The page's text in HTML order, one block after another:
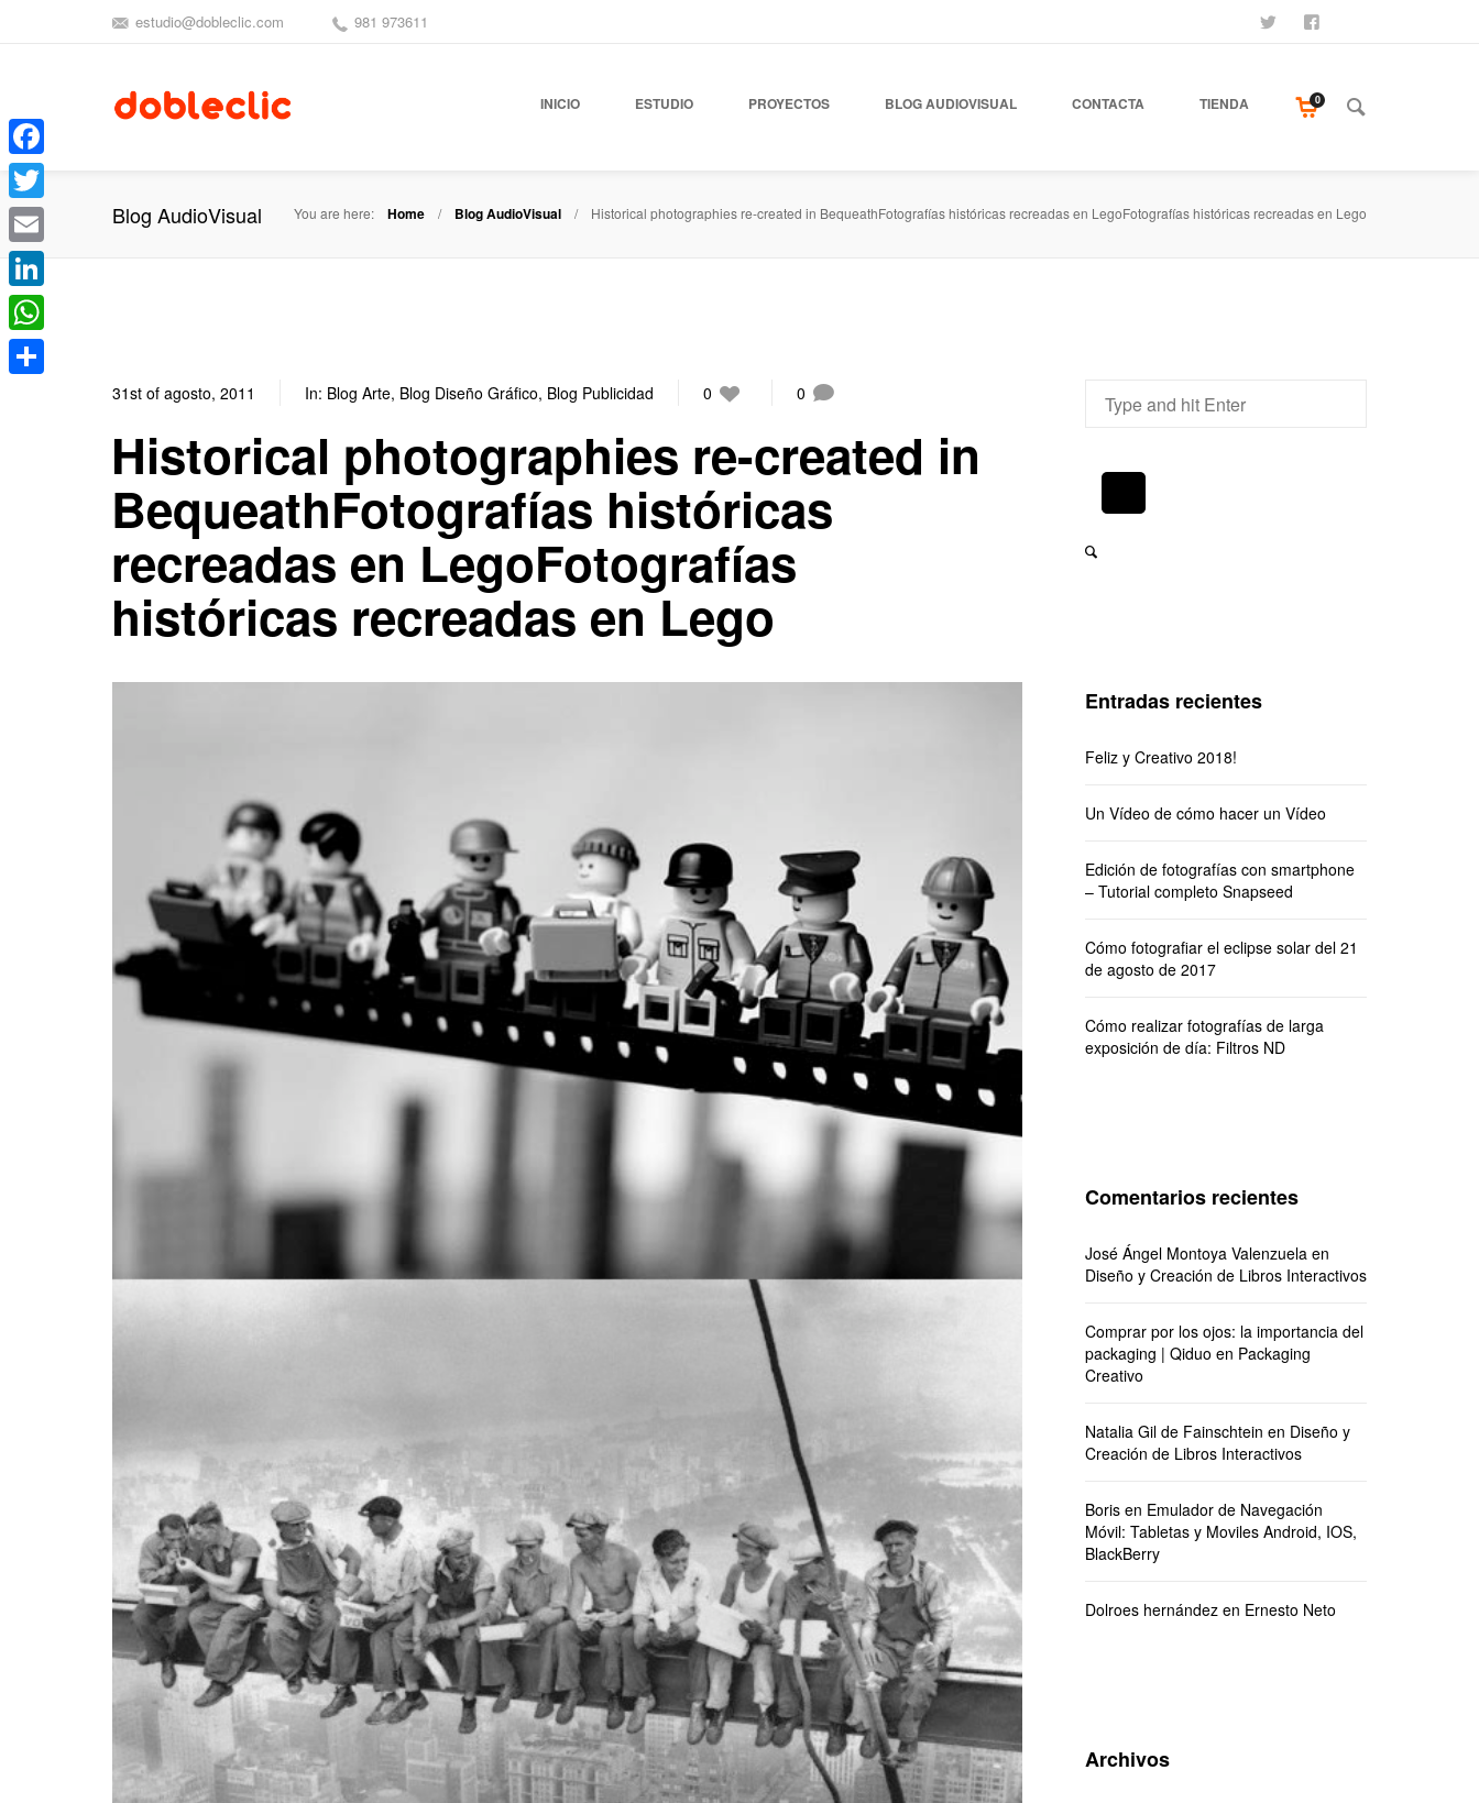
estudio@dobleclic.com 981 973611 SÍGUENOS
INICIO ESTUDIO PROYECTOS BLOG AUDIOVISUAL CONTACTA TIENDA 0
Blog AudioVisual You are here: Home Blog AudioVisual Historical photographies re-created in BequeathFotografías históricas recreadas en LegoFotografías históricas recreadas en Lego
31st of agosto, 2011 In: Blog Arte, Blog Diseño Gráfico, Blog Publicidad 0 0
Historical photographies re-created in
BequeathFotografías históricas
recreadas en LegoFotografías
históricas recreadas en Lego
Entradas recientes
Feliz y Creativo 2018!
Un Vídeo de cómo hacer un Vídeo
Edición de fotografías con smartphone
– Tutorial completo Snapseed
Cómo fotografiar el eclipse solar del 21
de agosto de 2017
Cómo realizar fotografías de larga
exposición de día: Filtros ND
Comentarios recientes
José Ángel Montoya Valenzuelaen
Diseño y Creación de Libros Interactivos
Comprar por los ojos: la importancia del
packaging | Qiduo en Packaging
Creativo
Natalia Gil de Fainschtein en Diseño y
Creación de Libros Interactivos
Borisen Emulador de Navegación
Móvil: Tabletas y Moviles Android, IOS,
BlackBerry
Dolroes hernándezen Ernesto Neto
Archivos
Facebook
Twitter
Email
LinkedIn
WhatsApp